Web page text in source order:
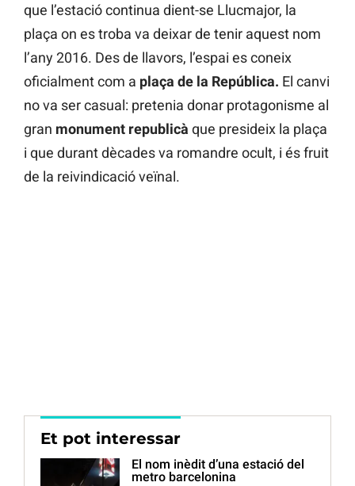
que l’estació continua dient-se Llucmajor, la
plaça on es troba va deixar de tenir aquest nom
l’any 2016. Des de llavors, l’espai es coneix
oficialment com a plaça de la República. El canvi
no va ser casual: pretenia donar protagonisme al
gran monument republicà que presideix la plaça
i que durant dècades va romandre ocult, i és fruit
de la reivindicació veïnal.
Et pot interessar
El nom inèdit d’una estació del
metro barcelonina